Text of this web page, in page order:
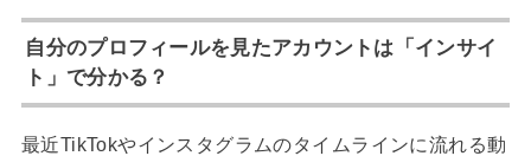
自分のプロフィールを見たアカウントは「インサイ
ト」で分かる？
最近TikTokやインスタグラムのタイムラインに流れる動